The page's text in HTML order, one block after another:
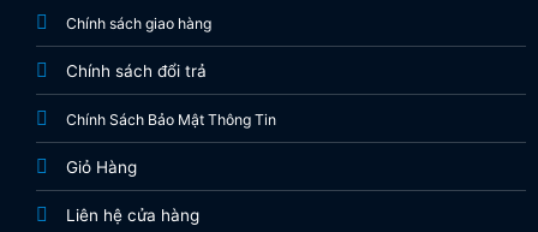
Chính sách giao hàng
Chính sách đổi trả
Chính Sách Bảo Mật Thông Tin
Giỏ Hàng
Liên hệ cửa hàng